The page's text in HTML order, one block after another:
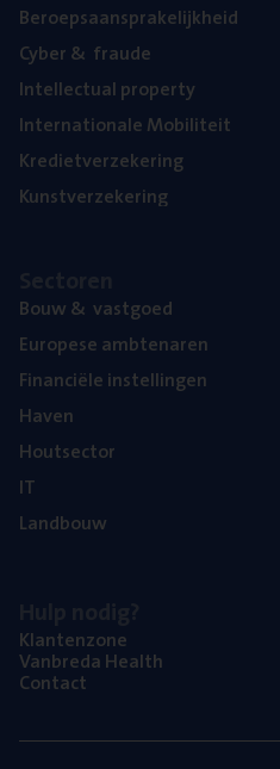
Beroeps­aan­spra­ke­lijk­heid
Cyber& fraude
Intel­lec­tu­al property
Inter­na­ti­o­na­le Mobiliteit
Kre­diet­ver­ze­ke­ring
Kunst­ver­ze­ke­ring
Bouw& vastgoed
Euro­pe­se ambtenaren
Finan­ci­ë­le instellingen
Haven
Hout­sec­tor
IT
Land­bouw
Klan­ten­zo­ne
Van­b­re­da Health
Con­tact